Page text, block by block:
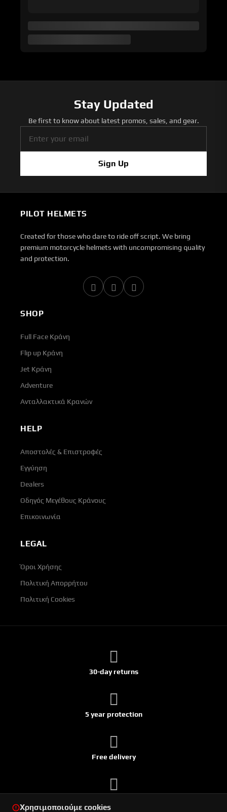
Stay Updated
Be first to know about latest promos, sales, and gear.
Sign Up
PILOT HELMETS
Created for those who dare to ride off script. We bring
premium motorcycle helmets with uncompromising quality
and protection.
SHOP
Full Face Κράνη
Flip up Κράνη
Jet Κράνη
Adventure
Ανταλλακτικά Κρανών
HELP
Αποστολές & Επιστροφές
Εγγύηση
Dealers
Οδηγός Μεγέθους Κράνους
Επικοινωνία
LEGAL
Όροι Χρήσης
Πολιτική Απορρήτου
Πολιτική Cookies
30-day returns
5 year protection
Free delivery
Χρησιμοποιούμε cookies